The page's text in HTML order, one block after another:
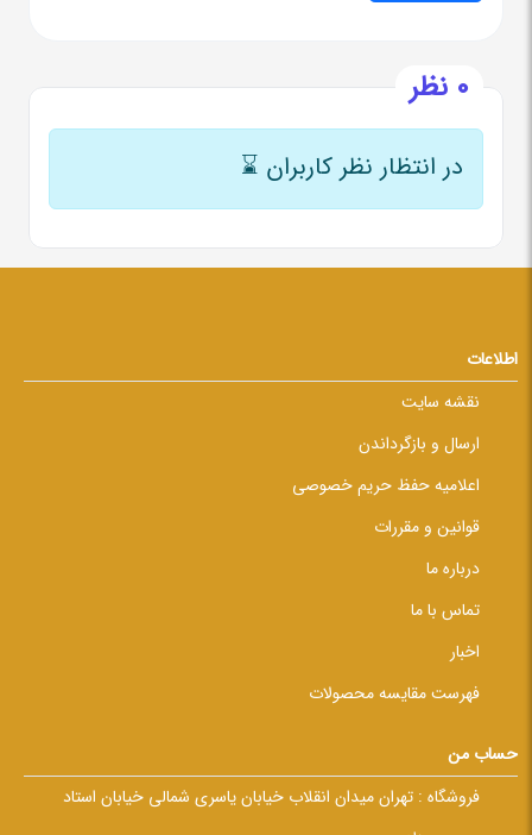
0 نظر
در انتظار نظر کاربران ⌛
اطلاعات
نقشه سایت
ارسال و بازگرداندن
اعلامیه حفظ حریم خصوصی
قوانین و مقررات
درباره ما
تماس با ما
اخبار
فهرست مقایسه محصولات
حساب من
فروشگاه : تهران میدان انقلاب خیابان یاسری شمالی خیابان استاد